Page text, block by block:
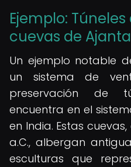
Ejemplo:
cuevas de
Un ejemplo notable
un sistema de
preservación de
encuentra en el
en India. Estas
a.C., albergan
esculturas que